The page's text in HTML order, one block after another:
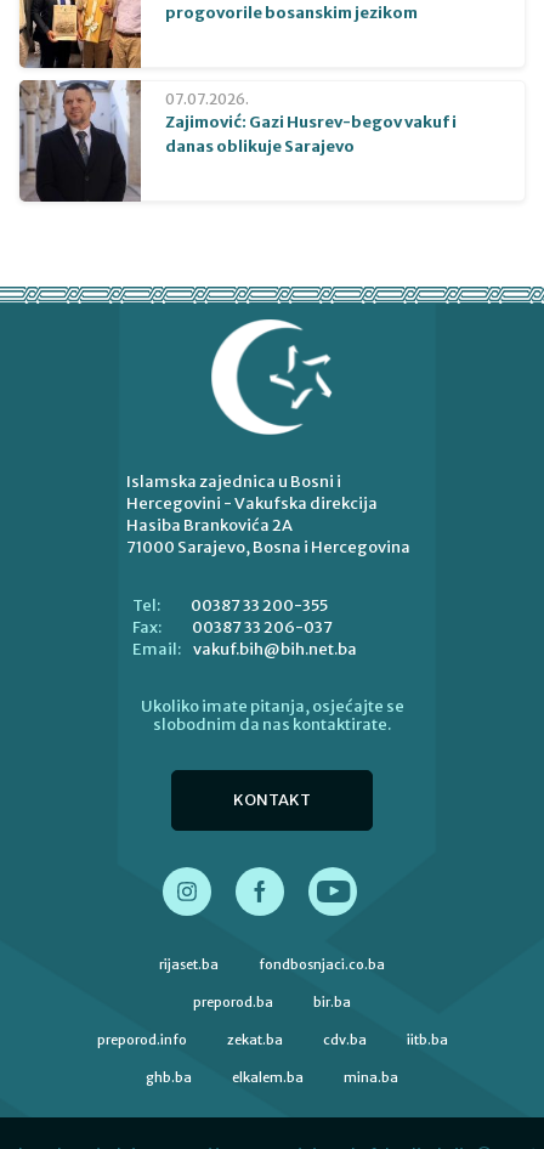
progovorile bosanskim jezikom
07.07.2026.
Zajimović: Gazi Husrev-begov vakuf i
danas oblikuje Sarajevo
Islamska zajednica u Bosni i
Hercegovini - Vakufska direkcija
Hasiba Brankovića 2A
71000 Sarajevo, Bosna i Hercegovina
Tel:
00387 33 200-355
Fax:
00387 33 206-037
Email: vakuf.bih@bih.net.ba
Ukoliko imate pitanja, osjećajte se
slobodnim da nas kontaktirate.
KONTAKT
rijaset.ba fondbosnjaci.co.ba
preporod.ba bir.ba
preporod.info zekat.ba cdv.ba iitb.ba
ghb.ba elkalem.ba mina.ba